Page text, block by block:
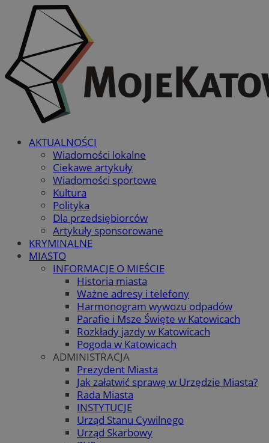
AKTUALNOŚCI
Wiadomości lokalne
Ciekawe artykuły
Wiadomości sportowe
Kultura
Polityka
Dla przedsiębiorców
Artykuły sponsorowane
KRYMINALNE
MIASTO
INFORMACJE O MIEŚCIE
Historia miasta
Ważne adresy i telefony
Harmonogram wywozu odpadów
Parafie i Msze Święte w Katowicach
Rozkłady jazdy w Katowicach
Pogoda w Katowicach
ADMINISTRACJA
Prezydent Miasta
Jak załatwić sprawę w Urzędzie Miasta?
Rada Miasta
INSTYTUCJE
Urząd Stanu Cywilnego
Urząd Skarbowy